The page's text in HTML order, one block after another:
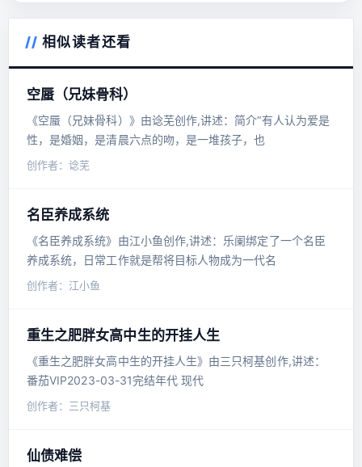
相似读者还看
空蜃（兄妹骨科）
《空蜃（兄妹骨科）》由谂芜创作,讲述：简介“有人认为爱是
性，是婚姻，是清晨六点的吻，是一堆孩子，也
创作者：谂芜
名臣养成系统
《名臣养成系统》由江小鱼创作,讲述：乐阑绑定了一个名臣
养成系统，日常工作就是帮将目标人物成为一代名
创作者：江小鱼
重生之肥胖女高中生的开挂人生
《重生之肥胖女高中生的开挂人生》由三只柯基创作,讲述：
番茄VIP2023-03-31完结年代 现代
创作者：三只柯基
仙债难偿